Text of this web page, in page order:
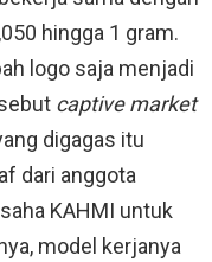
hingga 1 gram.
logo saja menjadi
captive market
digagas itu
dari anggota
KAHMI untuk
model kerjanya